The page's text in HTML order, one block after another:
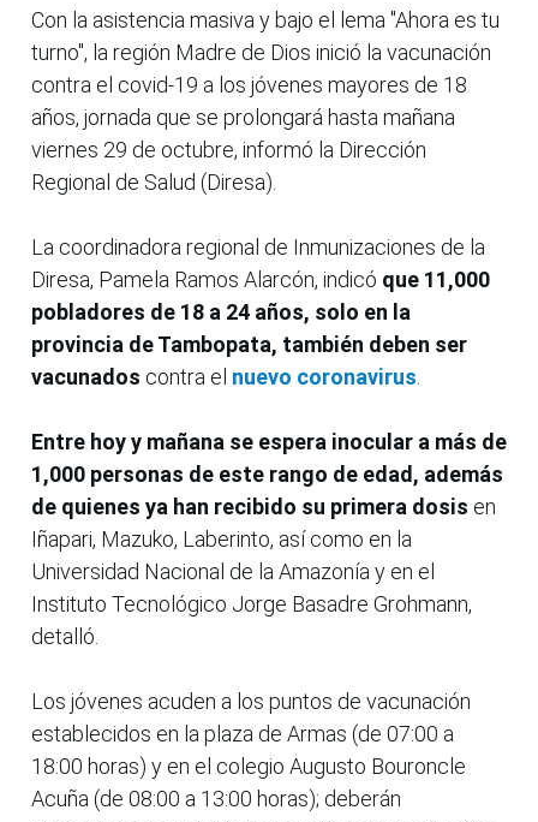
Con la asistencia masiva y bajo el lema "Ahora es tu
turno", la región Madre de Dios inició la vacunación
contra el covid-19 a los jóvenes mayores de 18
años, jornada que se prolongará hasta mañana
viernes 29 de octubre, informó la Dirección
Regional de Salud (Diresa).
La coordinadora regional de Inmunizaciones de la
Diresa, Pamela Ramos Alarcón, indicó que 11,000
pobladores de 18 a 24 años, solo en la
provincia de Tambopata, también deben ser
vacunados contra el nuevo coronavirus
Entre hoy y mañana se espera inocular a más de
1,000 personas de este rango de edad, además
de quienes ya han recibido su primera dosis en
Iñapari, Mazuko, Laberinto, así como en la
Universidad Nacional de la Amazonía y en el
Instituto Tecnológico Jorge Basadre Grohmann,
detalló.
Los jóvenes acuden a los puntos de vacunación
establecidos en la plaza de Armas (de 07:00 a
18:00 horas) y en el colegio Augusto Bouroncle
Acuña (de 08:00 a 13:00 horas); deberán